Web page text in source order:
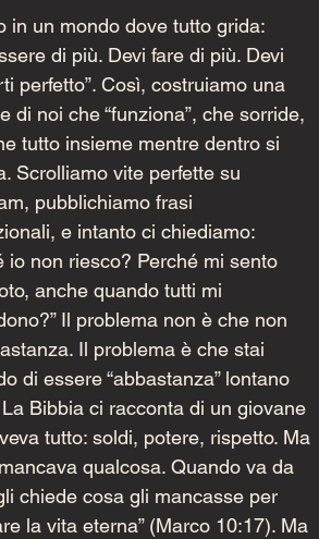
in un mondo dove tutto grida:
di più. Devi fare di più. Devi
perfetto”. Così, costruiamo una
di noi che “funziona”, che sorride,
tutto insieme mentre dentro si
Scrolliamo vite perfette su
pubblichiamo frasi
e intanto ci chiediamo:
io non riesco? Perché mi sento
anche quando tutti mi
Il problema non è che non
Il problema è che stai
di essere “abbastanza” lontano
Bibbia ci racconta di un giovane
tutto: soldi, potere, rispetto. Ma
qualcosa. Quando va da
chiede cosa gli mancasse per
la vita eterna” (Marco 10:17). Ma